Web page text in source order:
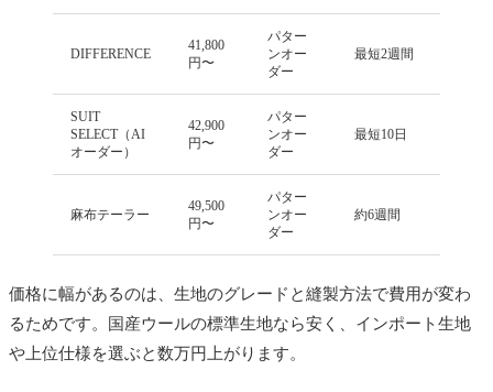
DIFFERENCE
41,800
円〜
パター
ンオー
ダー
最短2週間
SUIT
SELECT（AI
オーダー）
42,900
円〜
パター
ンオー
ダー
最短10日
麻布テーラー
49,500
円〜
パター
ンオー
ダー
約6週間
価格に幅があるのは、生地のグレードと縫製方法で費用が変わ
るためです。国産ウールの標準生地なら安く、インポート生地
や上位仕様を選ぶと数万円上がります。